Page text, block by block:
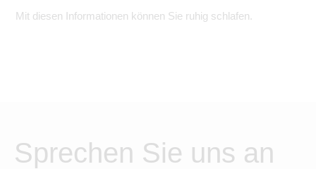
Mit diesen Informationen können Sie ruhig schlafen.
Sprechen Sie uns an